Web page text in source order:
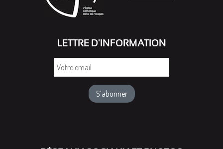
LETTRE D'INFORMATION